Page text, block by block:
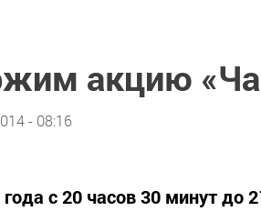
акцию
- 08:16
с 20 часов 30 минут до